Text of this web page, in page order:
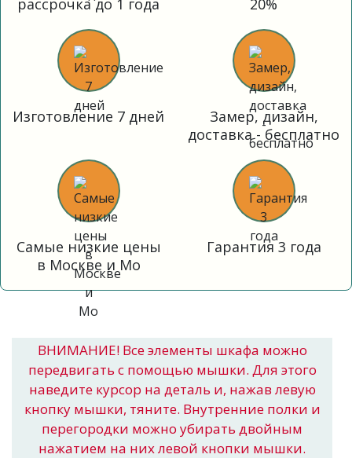
рассрочка до 1 года
20%
Изготовление 7 дней
Замер, дизайн,
доставка - бесплатно
Самые низкие цены
в Москве и Мо
Гарантия 3 года
ВНИМАНИЕ! Все элементы шкафа можно
передвигать с помощью мышки. Для этого
наведите курсор на деталь и, нажав левую
кнопку мышки, тяните. Внутренние полки и
перегородки можно убирать двойным
нажатием на них левой кнопки мышки.